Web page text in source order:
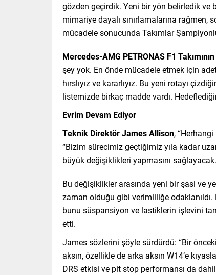
gözden geçirdik. Yeni bir yön belirledik ve
mimariye dayalı sınırlamalarına
mücadele sonucunda Takımlar
Mercedes-AMG PETRONAS F1
şey yok. En önde mücadele etmek için
hırslıyız ve kararlıyız. Bu yeni rotayı
listemizde birkaç madde vardı.
Evrim Devam Ediyor
Teknik Direktör James Allison,
“Bizim sürecimiz geçtiğimiz yıla kadar
büyük değişiklikleri yapmasını
Bu değişiklikler arasında yeni bir şasi ve
zaman olduğu gibi verimliliğe
bunu süspansiyon ve lastiklerin işlevini
etti.
James sözlerini şöyle sürdürdü: “Bir
aksın, özellikle de arka aksın W14’e
DRS etkisi ve pit stop performansı da